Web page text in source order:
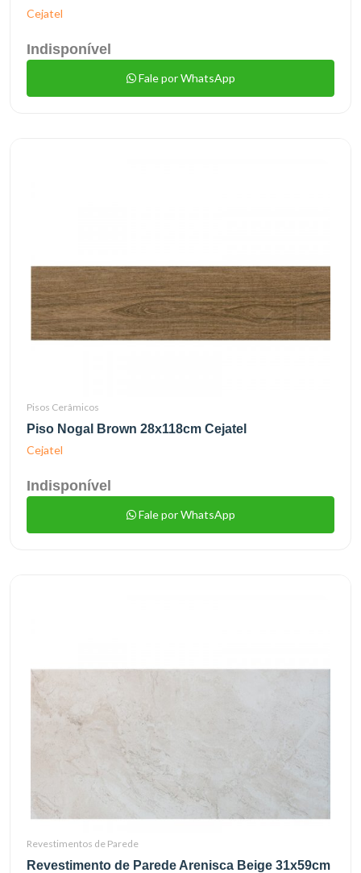
Cejatel
Indisponível
Fale por WhatsApp
Pisos Cerâmicos
Piso Nogal Brown 28x118cm Cejatel
Cejatel
Indisponível
Fale por WhatsApp
Revestimentos de Parede
Revestimento de Parede Arenisca Beige 31x59cm